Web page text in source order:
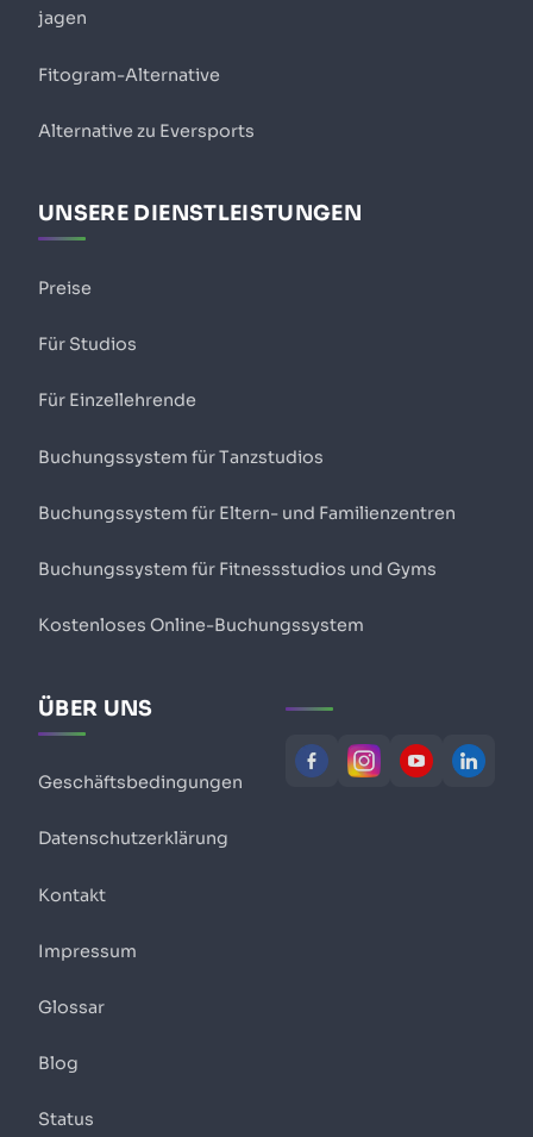
jagen
Fitogram-Alternative
Alternative zu Eversports
UNSERE DIENSTLEISTUNGEN
Preise
Für Studios
Für Einzellehrende
Buchungssystem für Tanzstudios
Buchungssystem für Eltern- und Familienzentren
Buchungssystem für Fitnessstudios und Gyms
Kostenloses Online-Buchungssystem
ÜBER UNS
Geschäftsbedingungen
Datenschutzerklärung
Kontakt
Impressum
Glossar
Blog
Status